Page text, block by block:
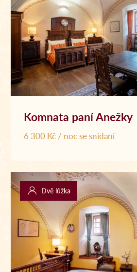
Komnata paní Anežky
6 300 Kč / noc se snídaní
Dvě lůžka